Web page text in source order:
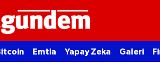
Emtia Yapay Zeka Galeri